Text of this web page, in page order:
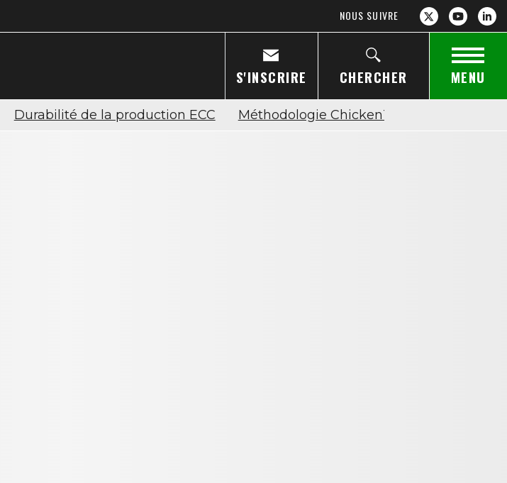
NOUS SUIVRE
S'INSCRIRE CHERCHER MENU
Durabilité de la production ECC Méthodologie ChickenTrack